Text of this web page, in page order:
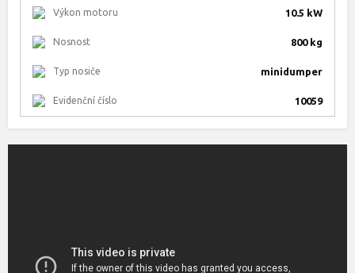
Výkon motoru 10.5 kW
Nosnost 800 kg
Typ nosiče minidumper
Evidenční číslo 10059